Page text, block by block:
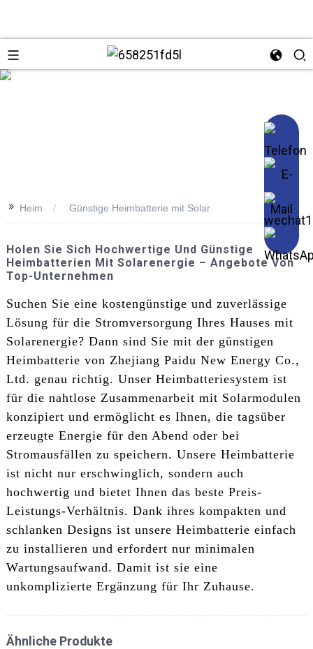
>> Heim Günstige Heimbatterie mit Solar
Holen Sie Sich Hochwertige Und Günstige
Heimbatterien Mit Solarenergie – Angebote Von
Top-Unternehmen
Suchen Sie eine kostengünstige und zuverlässige
Lösung für die Stromversorgung Ihres Hauses mit
Solarenergie? Dann sind Sie mit der günstigen
Heimbatterie von Zhejiang Paidu New Energy Co.,
Ltd. genau richtig. Unser Heimbatteriesystem ist
für die nahtlose Zusammenarbeit mit Solarmodulen
konzipiert und ermöglicht es Ihnen, die tagsüber
erzeugte Energie für den Abend oder bei
Stromausfällen zu speichern. Unsere Heimbatterie
ist nicht nur erschwinglich, sondern auch
hochwertig und bietet Ihnen das beste Preis-
Leistungs-Verhältnis. Dank ihres kompakten und
schlanken Designs ist unsere Heimbatterie einfach
zu installieren und erfordert nur minimalen
Wartungsaufwand. Damit ist sie eine
unkomplizierte Ergänzung für Ihr Zuhause.
Ähnliche Produkte